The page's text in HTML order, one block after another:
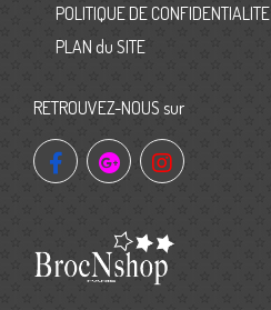
POLITIQUE DE CONFIDENTIALITE
PLAN du SITE
RETROUVEZ-NOUS sur